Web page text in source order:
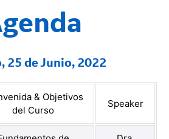
25 de Junio, 2022
& Objetivos
del Curso
Speaker